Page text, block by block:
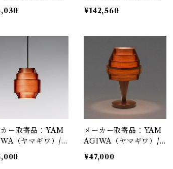
/ Frank
Wright / yamag
ック 322S7348 / Fran
k Lloyd Wright / yam
¥142,560
ー取寄品：YAM
（ヤマギワ）/
216H / Jakobsso
（ヤコブソンラ
メーカー取寄品：YAM
AGIWA（ヤマギワ）/
323S2517H / Jakobsso
n Lamp（ヤコブソンラ
¥47,000